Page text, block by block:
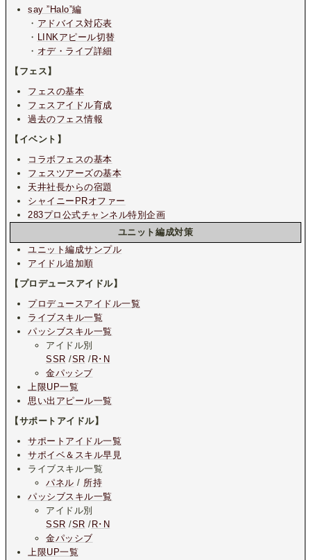
say ”Halo”編
・ アドバイス対応表
・ LINKアピール切替
・ オデ・ライブ詳細
【フェス】
フェスの基本
フェスアイドル育成
過去のフェス情報
【イベント】
コラボフェスの基本
フェスツアーズの基本
天井社長からの宿題
シャイニーPRオファー
283プロ公式チャンネル特別企画
ユニット編成対策
ユニット編成サンプル
アイドル追加順
【プロデュースアイドル】
プロデュースアイドル一覧
ライブスキル一覧
パッシブスキル一覧
アイドル別
SSR /SR / R･N
金パッシブ
上限UP一覧
思い出アピール一覧
【サポートアイドル】
サポートアイドル一覧
サポイベ＆スキル早見
ライブスキル一覧
パネル / 所持
パッシブスキル一覧
アイドル別
SSR /SR / R･N
金パッシブ
上限UP一覧